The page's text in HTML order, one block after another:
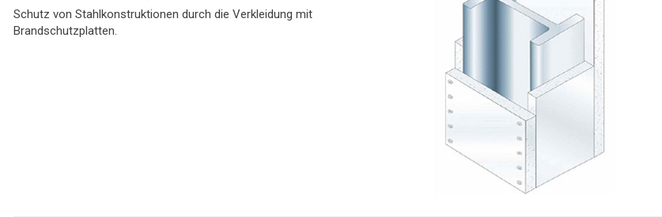
Schutz von Stahlkonstruktionen durch die Verkleidung mit
Brandschutzplatten.